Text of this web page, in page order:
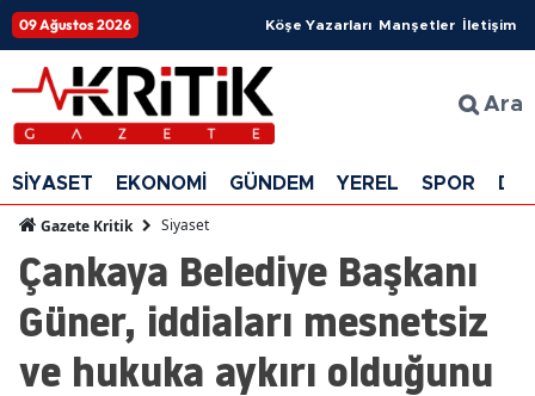
09 Ağustos 2026 Köşe Yazarları Manşetler İletişim
Ara
SİYASET EKONOMİ GÜNDEM YEREL SPOR
Gazete Kritik Siyaset
Çankaya Belediye Başkanı
Güner, iddiaları mesnetsiz
ve hukuka aykırı olduğunu